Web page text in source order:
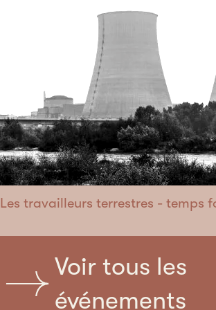
Les travailleurs terrestres - temps
Voir tous les
événements